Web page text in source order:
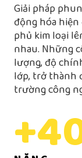
Giải pháp
động hóa
phủ kim loại
nhau. Những
lượng, độ
lớp, trở thành
trường công